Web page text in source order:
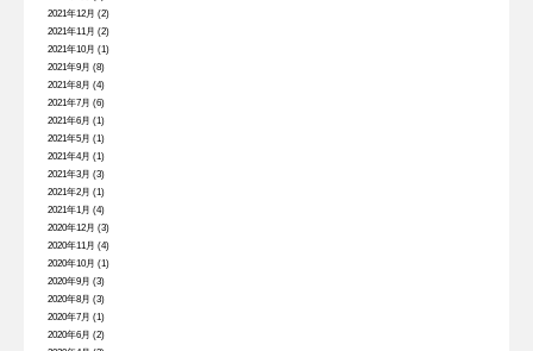
2021年12月 (2)
2021年11月 (2)
2021年10月 (1)
2021年9月 (8)
2021年8月 (4)
2021年7月 (6)
2021年6月 (1)
2021年5月 (1)
2021年4月 (1)
2021年3月 (3)
2021年2月 (1)
2021年1月 (4)
2020年12月 (3)
2020年11月 (4)
2020年10月 (1)
2020年9月 (3)
2020年8月 (3)
2020年7月 (1)
2020年6月 (2)